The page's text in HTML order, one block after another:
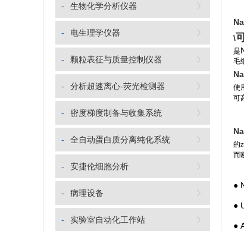
- 生物化学分析仪器
- 电生理学仪器
- 颗粒表征与质量控制仪器
- 分析超速离心-荧光检测器
- 密度梯度制备与收集系统
- 全自动蛋白质分离纯化系统
- 安捷伦细胞分析
- 病理设备
- 实验室自动化工作站
\
是
毛
使
可
的
而
●
●
●